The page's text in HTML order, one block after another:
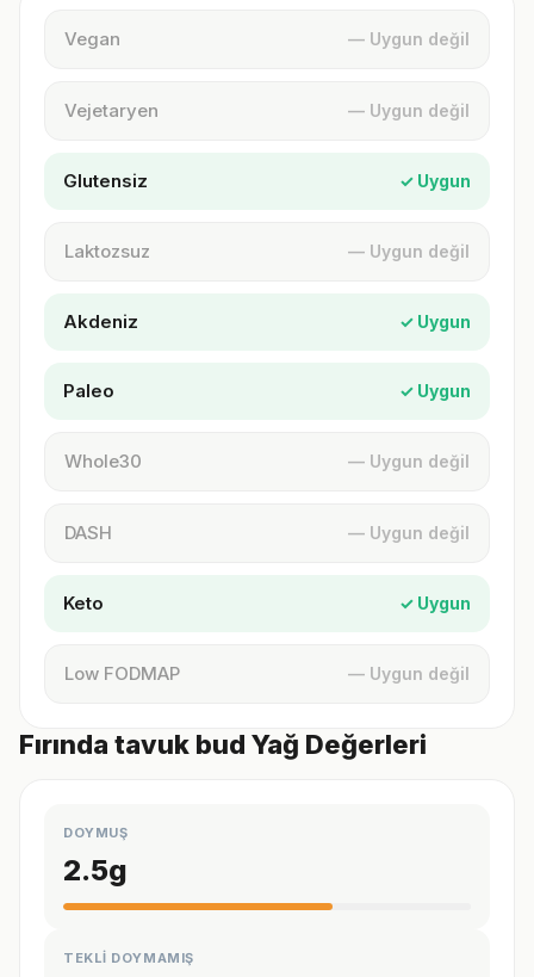
Vegan — Uygun değil
Vejetaryen — Uygun değil
Glutensiz ✓ Uygun
Laktozsuz — Uygun değil
Akdeniz ✓ Uygun
Paleo ✓ Uygun
Whole30 — Uygun değil
DASH — Uygun değil
Keto ✓ Uygun
Low FODMAP — Uygun değil
Fırında tavuk bud Yağ Değerleri
DOYMUŞ
2.5g
TEKLİ DOYMAMIŞ